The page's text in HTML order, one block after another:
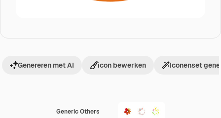
Generic Others
Genereren met AI icon bewerken Iconenset